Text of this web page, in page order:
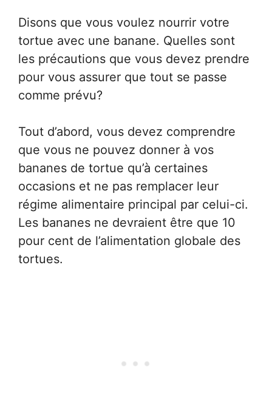
Disons que vous voulez nourrir votre
tortue avec une banane. Quelles sont
les précautions que vous devez prendre
pour vous assurer que tout se passe
comme prévu?
Tout d’abord, vous devez comprendre
que vous ne pouvez donner à vos
bananes de tortue qu’à certaines
occasions et ne pas remplacer leur
régime alimentaire principal par celui-ci.
Les bananes ne devraient être que 10
pour cent de l’alimentation globale des
tortues.